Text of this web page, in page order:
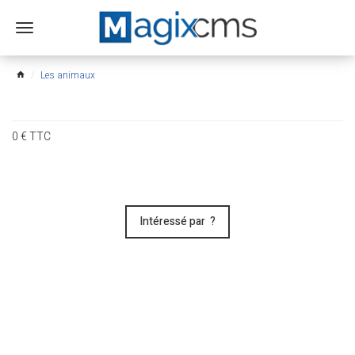
Ouvrir
menu
home Les animaux
0€TTC
Intéressé par ?